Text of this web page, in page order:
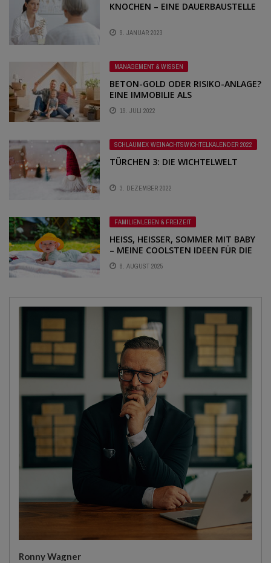
KNOCHEN – EINE DAUERBAUSTELLE
9. JANUAR 2023
MANAGEMENT & WISSEN
BETON-GOLD ODER RISIKO-ANLAGE?
EINE IMMOBILIE ALS
ALTERSVORSORGE. – SERIE: WELCHE
VORÜBERLEGUNGEN SOLLTE MAN
19. JULI 2022
SCHLAUMEX WEINACHTSWICHTELKALENDER 2022
TÜRCHEN 3: DIE WICHTELWELT
3. DEZEMBER 2022
FAMILIENLEBEN & FREIZEIT
HEISS, HEISSER, SOMMER MIT BABY –
MEINE COOLSTEN IDEEN FÜR DIE HE
ISSEN SOMMERTAGE UND WER
TVOLLE TIPPS.
8. AUGUST 2025
Ronny Wagner